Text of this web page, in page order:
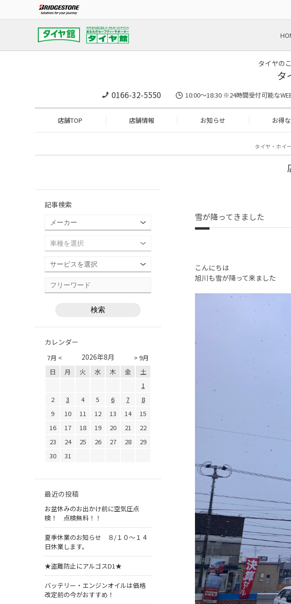
タイヤの
タ
0166-32-5550 10:00～18:30 ※24時間受付可能な
店舗TOP 店舗情報 お知らせ お得
タイヤ・ホイ
雪が降ってきました
こんにちは
旭川も雪が降って来ました
記事検索
カレンダー
7月 < > 9月
2026年8月
日 月 火 水 木 金
土
1
2
3 4 5 6 7
8
9
10 11 12 13 14
15
16
17 18 19 20 21
22
23
24 25 26 27 28
29
30
31
最近の投稿
お盆休みのお出かけ前に空気圧点
検！ 点検無料！！
夏季休業のお知らせ ８/１０～１４
日休業します。
★盗難防止にアルゴスD1★
バッテリー・エンジンオイルは価格
改定前の今がおすすめ！